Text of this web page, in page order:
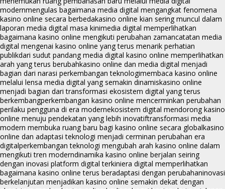
modernmengulas bagaimana media digital mengangkat fenomena
kasino online secara berbedakasino online kian sering muncul dalam
laporan media digital masa kinimedia digital memperlihatkan
bagaimana kasino online mengikuti perubahan zamancatatan media
digital mengenai kasino online yang terus menarik perhatian
publikdari sudut pandang media digital kasino online memperlihatkan
arah yang terus berubahkasino online dan media digital menjadi
bagian dari narasi perkembangan teknologimembaca kasino online
melalui lensa media digital yang semakin dinamiskasino online
menjadi bagian dari transformasi ekosistem digital yang terus
berkembangperkembangan kasino online mencerminkan perubahan
perilaku pengguna di era modernekosistem digital mendorong kasino
online menuju pendekatan yang lebih inovatiftransformasi media
modern membuka ruang baru bagi kasino online secara globalkasino
online dan adaptasi teknologi menjadi cerminan perubahan era
digitalperkembangan teknologi mengubah arah kasino online dalam
mengikuti tren moderndinamika kasino online berjalan seiring
dengan inovasi platform digital terkiniera digital memperlihatkan
bagaimana kasino online terus beradaptasi dengan perubahaninovasi
berkelanjutan menjadikan kasino online semakin dekat dengan